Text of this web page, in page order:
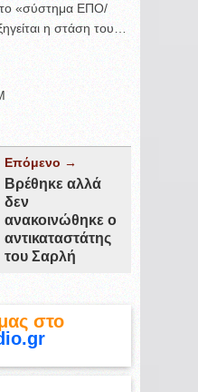
«σύστημα ΕΠΟ/
η στάση του…
Επόμενο →
Βρέθηκε αλλά
δεν
ανακοινώθηκε ο
αντικαταστάτης
του Σαρλή
στο